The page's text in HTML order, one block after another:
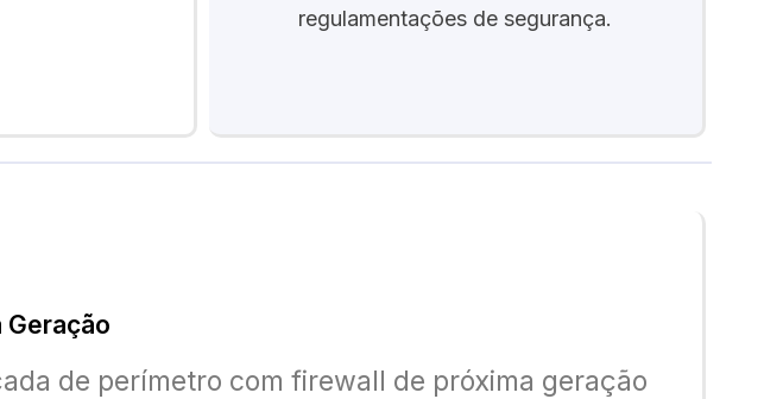
regulamentações de segurança.
Geração
de perímetro com firewall de próxima geração